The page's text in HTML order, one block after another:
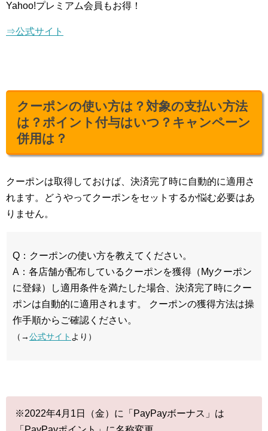
Yahoo!プレミアム会員もお得！
⇒公式サイト
クーポンの使い方は？対象の支払い方法
は？ポイント付与はいつ？キャンペーン
併用は？
クーポンは取得しておけば、決済完了時に自動的に適用さ
れます。どうやってクーポンをセットするか悩む必要はあ
りません。
Q：クーポンの使い方を教えてください。
A：各店舗が配布しているクーポンを獲得（Myクーポン
に登録）し適用条件を満たした場合、決済完了時にクー
ポンは自動的に適用されます。 クーポンの獲得方法は操
作手順からご確認ください。
（→公式サイト より）
※2022年4月1日（金）に「PayPayボーナス」は